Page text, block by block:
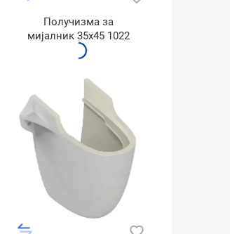
Получизма за
мијалник 35x45 1022